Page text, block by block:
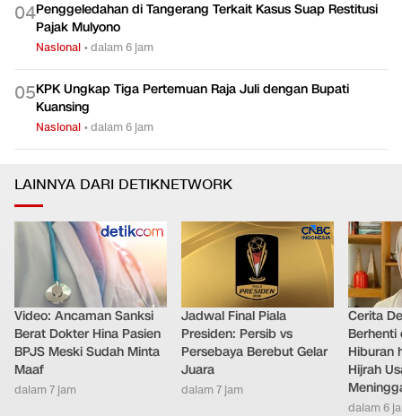
04Penggeledahan di Tangerang Terkait Kasus Suap Restitusi
Pajak Mulyono
Nasional •dalam 6 jam
05KPK Ungkap Tiga Pertemuan Raja Juli dengan Bupati
Kuansing
Nasional •dalam 6 jam
LAINNYA DARI DETIKNETWORK
Video: Ancaman Sanksi
Berat Dokter Hina Pasien
BPJS Meski Sudah Minta
Maaf
dalam 7 jam
Jadwal Final Piala
Presiden: Persib vs
Persebaya Berebut Gelar
Juara
dalam 7 jam
Cerita
Berhenti
Hiburan
Hijrah
dalam 6